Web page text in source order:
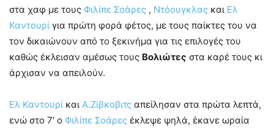
στα χαφ με τους Φιλίπε Σοάρες , Ντόουγκλας και Ελ
Καντουρί για πρώτη φορά φέτος, με τους παίκτες του να
τον δικαιώνουν από το ξεκινήμα για τις επιλογές του
καθώς έκλεισαν αμέσως τους Βολιώτες στα καρέ τους κι
άρχισαν να απειλούν.
Ελ Καντουρί και Α.Ζίβκοβιτς απείλησαν στα πρώτα λεπτά,
ενώ στο 7′ ο Φιλίπε Σοάρες έκλεψε ψηλά, έκανε ωραία